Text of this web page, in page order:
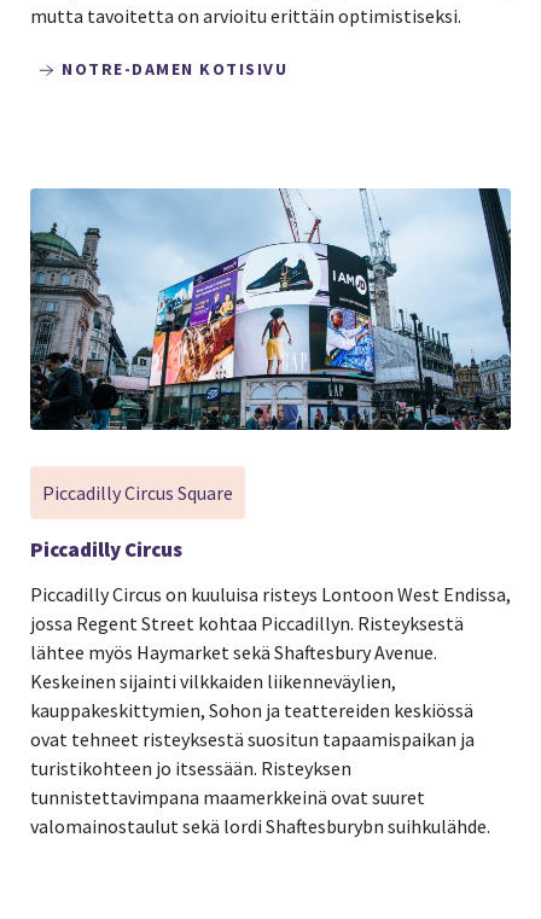
mutta tavoitetta on arvioitu erittäin optimistiseksi.
NOTRE-DAMEN KOTISIVU
Piccadilly Circus Square
Piccadilly Circus
Piccadilly Circus on kuuluisa risteys Lontoon West Endissa,
jossa Regent Street kohtaa Piccadillyn. Risteyksestä
lähtee myös Haymarket sekä Shaftesbury Avenue.
Keskeinen sijainti vilkkaiden liikenneväylien,
kauppakeskittymien, Sohon ja teattereiden keskiössä
ovat tehneet risteyksestä suositun tapaamispaikan ja
turistikohteen jo itsessään. Risteyksen
tunnistettavimpana maamerkkeinä ovat suuret
valomainostaulut sekä lordi Shaftesburybn suihkulähde.